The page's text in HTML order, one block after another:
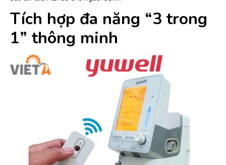
Tích hợp đa năng “3 trong
1” thông minh